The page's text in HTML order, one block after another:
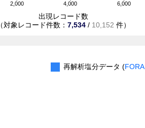
2,000 4,000 6,000
出現レコード数
（対象レコード件数： 7,534 / 10,152 件）
再解析塩分データ (FORA